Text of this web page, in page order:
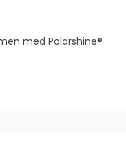
med Polarshine®